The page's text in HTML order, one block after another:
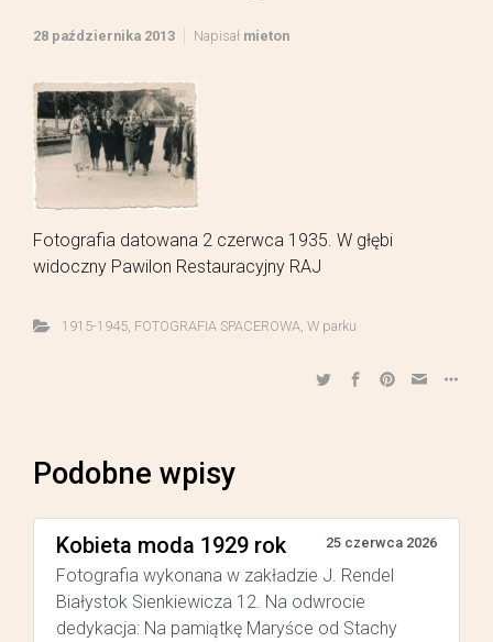
28 października 2013 Napisał mieton
Fotografia datowana 2 czerwca 1935. W głębi
widoczny Pawilon Restauracyjny RAJ
1915-1945, FOTOGRAFIA SPACEROWA W parku
Podobne wpisy
Kobieta moda 1929 rok 25 czerwca 2026
Fotografia wykonana w zakładzie J. Rendel
Białystok Sienkiewicza 12. Na odwrocie
dedykacja: Na pamiątkę Maryśce od Stachy